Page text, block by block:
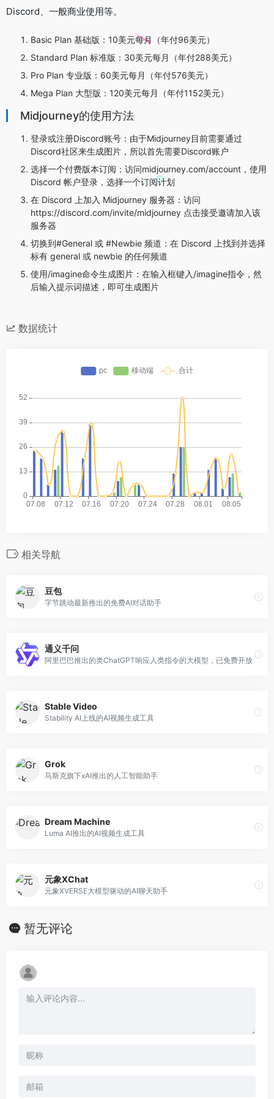
Discord、一般商业使用等。
Basic Plan 基础版：10美元每月（年付96美元）
Standard Plan 标准版：30美元每月（年付288美元）
Pro Plan 专业版：60美元每月（年付576美元）
Mega Plan 大型版：120美元每月（年付1152美元）
Midjourney的使用方法
登录或注册Discord账号：由于Midjourney目前需要通过
Discord社区来生成图片，所以首先需要Discord账户
选择一个付费版本订阅：访问midjourney.com/account，使用
Discord 帐户登录，选择一个订阅计划
在 Discord 上加入 Midjourney 服务器：访问
https://discord.com/invite/midjourney 点击接受邀请加入该
服务器
切换到#General 或 #Newbie 频道：在 Discord 上找到并选择
标有 general 或 newbie 的任何频道
使用/imagine命令生成图片：在输入框键入/imagine指令，然
后输入提示词描述，即可生成图片
数据统计
相关导航
豆包
字节跳动最新推出的免费AI对话助手
通义千问
阿里巴巴推出的类ChatGPT响应人类指令的大模型，已免费开放
Stable Video
Stability AI上线的AI视频生成工具
Grok
马斯克旗下xAI推出的人工智能助手
Dream Machine
Luma AI推出的AI视频生成工具
元象XChat
元象XVERSE大模型驱动的AI聊天助手
暂无评论